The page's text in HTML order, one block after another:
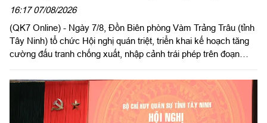
trái phép
16:17 07/08/2026
(QK7 Online) - Ngày 7/8, Đồn Biên phòng Vàm Trảng Trâu (tỉnh
Tây Ninh) tổ chức Hội nghị quán triệt, triển khai kế hoạch tăng
cường đấu tranh chống xuất, nhập cảnh trái phép trên đoạn